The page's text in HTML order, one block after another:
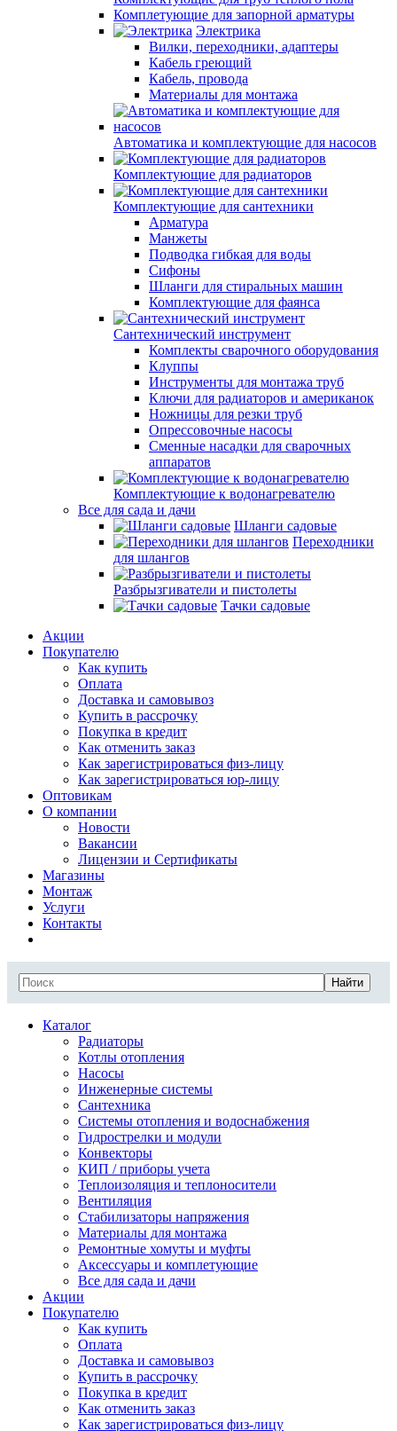
Комплетующие для запорной арматуры
Электрика
Вилки, переходники, адаптеры
Кабель греющий
Кабель, провода
Материалы для монтажа
Автоматика и комплектующие для насосов
Комплектующие для радиаторов
Комплектующие для сантехники
Арматура
Манжеты
Подводка гибкая для воды
Сифоны
Шланги для стиральных машин
Комплектующие для фаянса
Сантехнический инструмент
Комплекты сварочного оборудования
Клуппы
Инструменты для монтажа труб
Ключи для радиаторов и американок
Ножницы для резки труб
Опрессовочные насосы
Сменные насадки для сварочных
аппаратов
Комплектующие к водонагревателю
Все для сада и дачи
Шланги садовые
Переходники
для шлангов
Разбрызгиватели и пистолеты
Тачки садовые
Акции
Покупателю
Как купить
Оплата
Доставка и самовывоз
Купить в рассрочку
Покупка в кредит
Как отменить заказ
Как зарегистрироваться физ-лицу
Как зарегистрироваться юр-лицу
Оптовикам
О компании
Новости
Вакансии
Лицензии и Сертификаты
Магазины
Монтаж
Услуги
Контакты
Найти
Каталог
Радиаторы
Котлы отопления
Насосы
Инженерные системы
Сантехника
Системы отопления и водоснабжения
Гидрострелки и модули
Конвекторы
КИП / приборы учета
Теплоизоляция и теплоносители
Вентиляция
Стабилизаторы напряжения
Материалы для монтажа
Ремонтные хомуты и муфты
Аксессуары и комплетующие
Все для сада и дачи
Акции
Покупателю
Как купить
Оплата
Доставка и самовывоз
Купить в рассрочку
Покупка в кредит
Как отменить заказ
Как зарегистрироваться физ-лицу